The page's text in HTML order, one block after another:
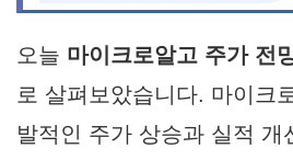
오늘 마이크로알고 주가 전
로 살펴보았습니다. 마이크
발적인 주가 상승과 실적 개